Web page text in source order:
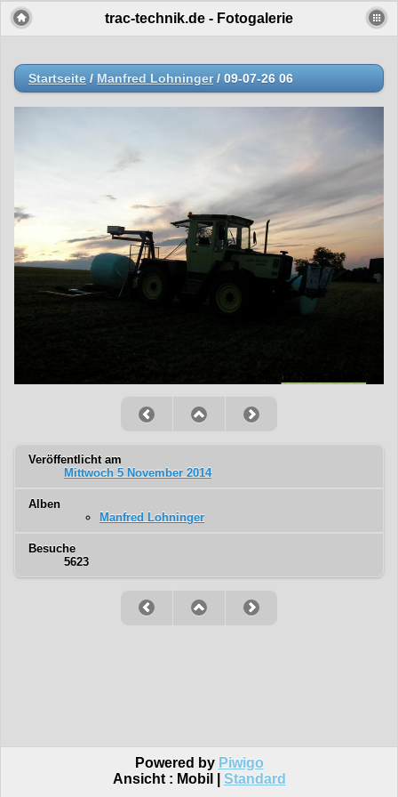
trac-technik.de - Fotogalerie
Startseite / Manfred Lohninger/ 09-07-26 06
Veröffentlicht am
Mittwoch 5 November 2014
Alben
Manfred Lohninger
Besuche
5623
Powered by Piwigo
Ansicht : Mobil Standard